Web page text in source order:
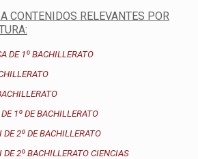
CONTENIDOS RELEVANTES POR
DE 1º BACHILLERATO
1º DE BACHILLERATO
2º DE BACHILLERATO
2º BACHILLERATO CIENCIAS